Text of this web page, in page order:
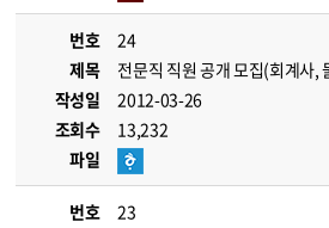
번호
24
제목
전문직 직원 공개 모집(회계사,
작성일
2012-03-26
조회수
13,232
파일
번호
23